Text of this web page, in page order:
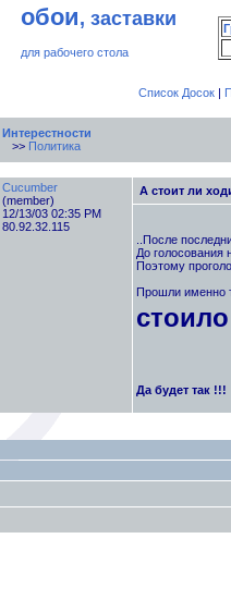
обои, заставки
для рабочего стола
Список Досок|
Интерестности
>> Политика
Cucumber
(member)
12/13/03 02:35 PM
80.92.32.115
А стоит ли
..После
До голосования
Поэтому
Прошли именно
Да будет так !!!